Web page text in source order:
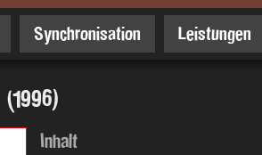
Synchronisation Leistungen
Inhalt